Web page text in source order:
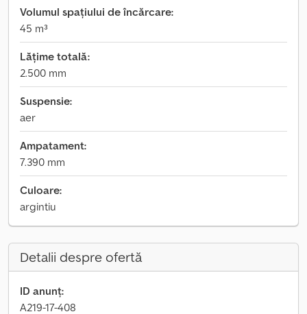
Volumul spațiului de încărcare:
45 m³
Lățime totală:
2.500 mm
Suspensie:
aer
Ampatament:
7.390 mm
Culoare:
argintiu
Detalii despre ofertă
ID anunț:
A219-17-408